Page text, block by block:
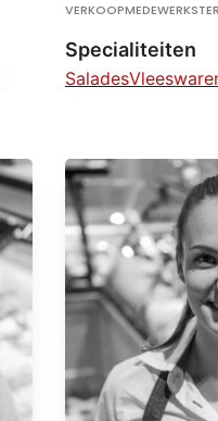
VERKOOPMEDEWERKSTER
Specialiteiten
Salades